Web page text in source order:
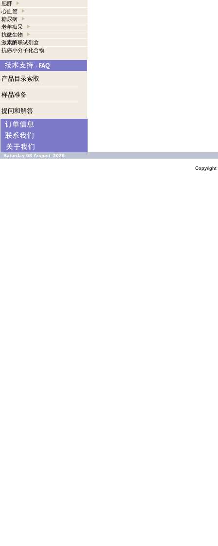
肥胖
心血管
糖尿病
老年痴呆
抗微生物
激素酶联试剂盒
抗癌小分子化合物
产品目录索取
样品准备
提问和解答
Saturday 08 August, 2026